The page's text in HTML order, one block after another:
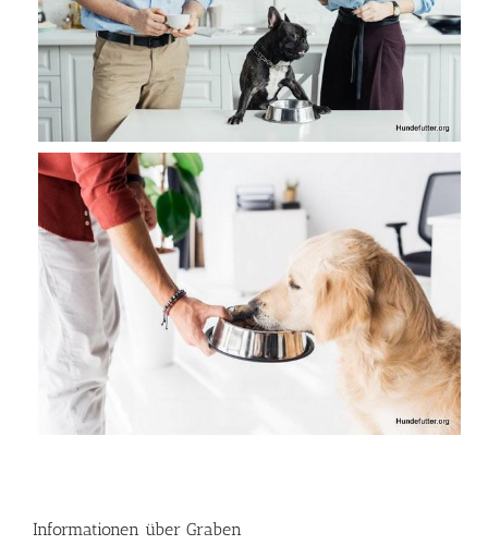
Informationen über Graben